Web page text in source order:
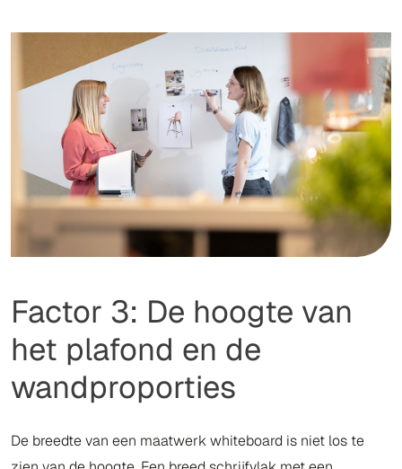
Factor 3: De hoogte van
het plafond en de
wandproporties
De breedte van een maatwerk whiteboard is niet los te